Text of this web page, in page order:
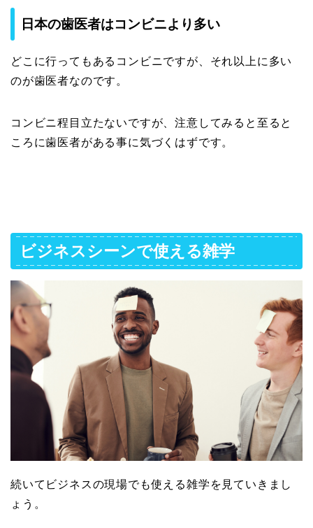
日本の歯医者はコンビニより多い
どこに行ってもあるコンビニですが、それ以上に多い
のが歯医者なのです。
コンビニ程目立たないですが、注意してみると至ると
ころに歯医者がある事に気づくはずです。
ビジネスシーンで使える雑学
続いてビジネスの現場でも使える雑学を見ていきまし
ょう。